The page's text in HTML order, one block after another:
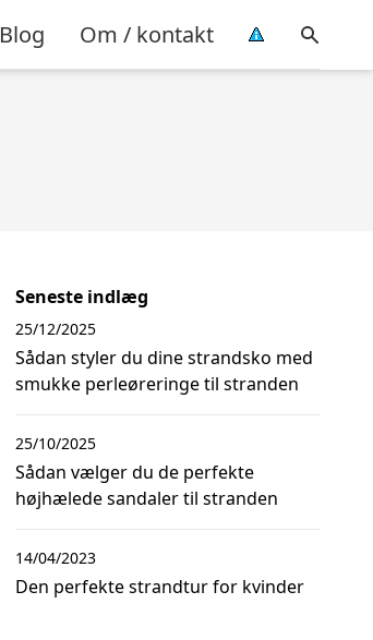
Blog Om / kontakt
Seneste indlæg
Sådan styler du dine strandsko med
smukke perleøreringe til stranden
25/12/2025
Sådan vælger du de perfekte
højhælede sandaler til stranden
25/10/2025
Den perfekte strandtur for kvinder
14/04/2023